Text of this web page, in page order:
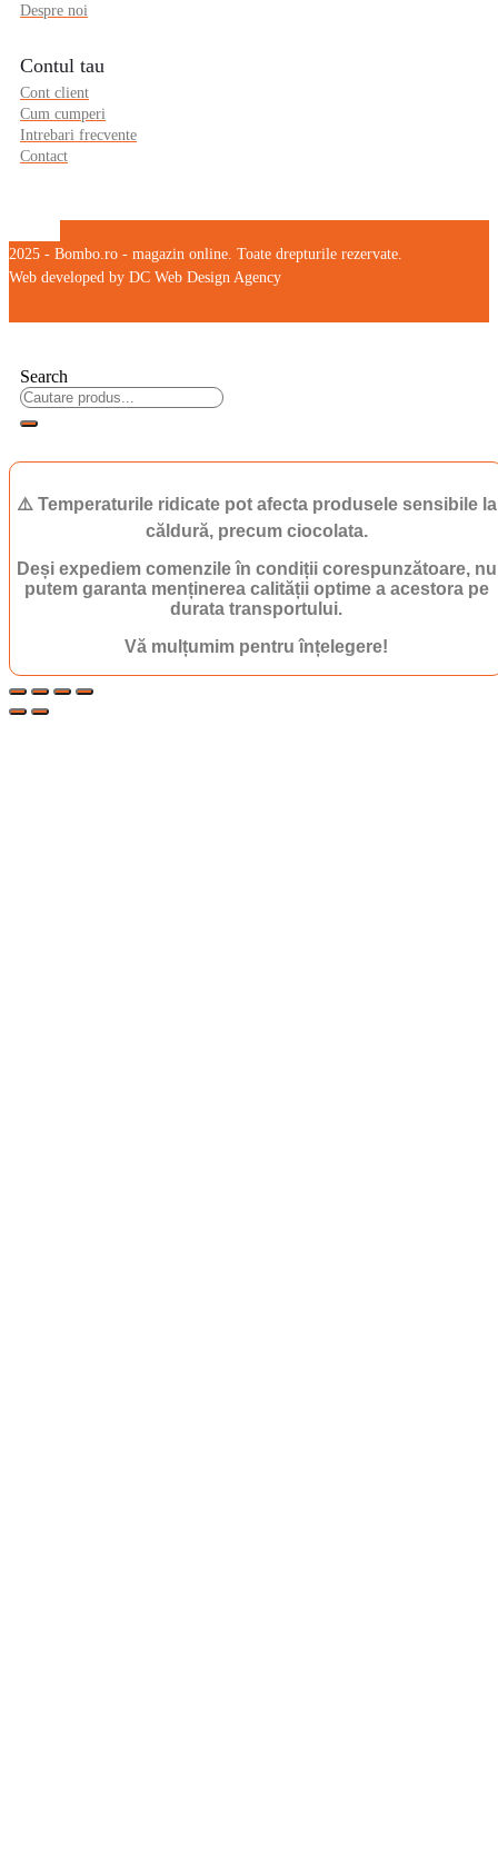
Despre noi
Contul tau
Cont client
Cum cumperi
Intrebari frecvente
Contact
2025 - Bombo.ro - magazin online. Toate drepturile rezervate.
Web developed by DC Web Design Agency
Search
⚠️ Temperaturile ridicate pot afecta produsele sensibile la
căldură, precum ciocolata.
Deși expediem comenzile în condiții corespunzătoare, nu
putem garanta menținerea calității optime a acestora pe
durata transportului.
Vă mulțumim pentru înțelegere!